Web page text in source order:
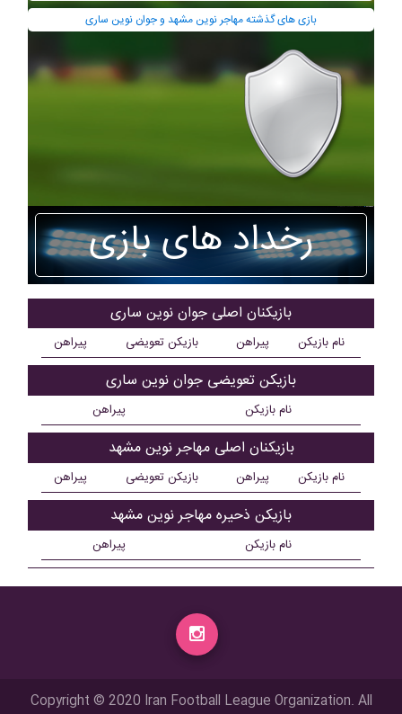
بازی های گذشته مهاجر نوین مشهد و جوان نوین ساری
رخداد های بازی
بازیکنان اصلی جوان نوین ساری
نام بازیکن پیراهن بازیکن تعویضی پیراهن
بازیکن تعویضی جوان نوین ساری
نام بازیکن پیراهن
بازیکنان اصلی مهاجر نوین مشهد
نام بازیکن پیراهن بازیکن تعویضی پیراهن
بازیکن ذحیره مهاجر نوین مشهد
نام بازیکن پیراهن
Copyright © 2020 Iran Football League Organization. All